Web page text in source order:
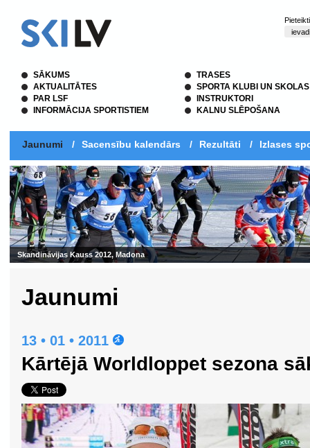
SĀKUMS
AKTUALITĀTES
PAR LSF
INFORMĀCIJA SPORTISTIEM
TRASES
SPORTA KLUBI UN SKOLAS
INSTRUKTORI
KALNU SLĒPOŠANA
Jaunumi / Sacensību kalendārs / Rezultāti / Izlases
Skandināvijas Kauss 2012, Madona
Jaunumi
13 • 01 • 2011
Kārtējā Worldloppet sezona